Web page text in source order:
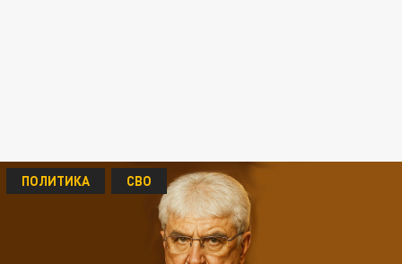
ПОЛИТИКА СВО